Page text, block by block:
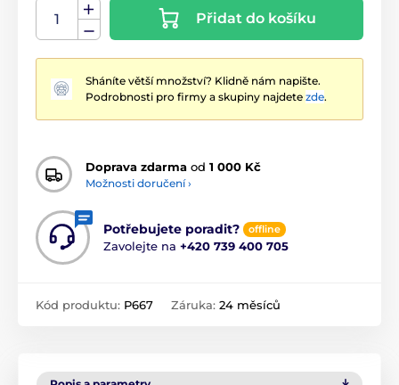
Přidat do košíku
Sháníte větší množství? Klidně nám napište.
Podrobnosti pro firmy a skupiny najdete zde.
Doprava zdarma od 1 000 Kč
Možnosti doručení ›
Potřebujete poradit? offline
Zavolejte na +420 739 400 705
Kód produktu: P667 Záruka: 24 měsíců